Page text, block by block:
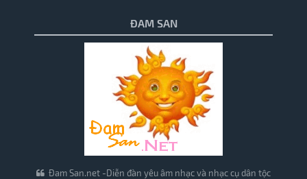
ĐAM SAN
Đam San.net -Diễn đàn yêu âm nhạc và nhạc cụ dân tộc